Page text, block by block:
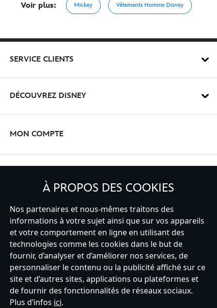
Voir plus: Mickey Vêtements Homme Disney
SERVICE CLIENTS
DÉCOUVREZ DISNEY
MON COMPTE
France
Service clients Conditions d’utilisation
Trouver un magasin
Plan du site
Règles de respect de la vie privée
Politique de cookies
Notice relative à la confidentialité
Conditions générales de vente
À PROPOS DES COOKIES
Nos partenaires et nous-mêmes traitons des
informations à votre sujet ainsi que sur vos appareils
et votre comportement en ligne en utilisant des
technologies comme les cookies dans le but de
fournir, d’analyser et d’améliorer nos services, de
personnaliser le contenu ou la publicité affiché sur ce
site et d’autres sites, applications ou plateformes et
de fournir des fonctionnalités de réseaux sociaux.
Plus d’infos ici.